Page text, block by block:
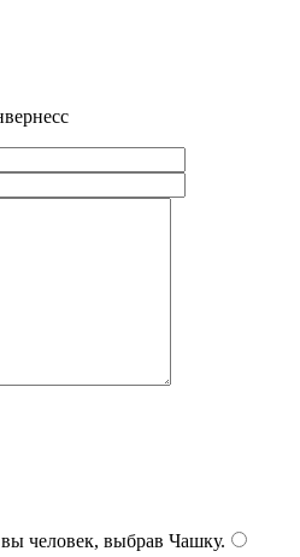
человек, выбрав Чашку.